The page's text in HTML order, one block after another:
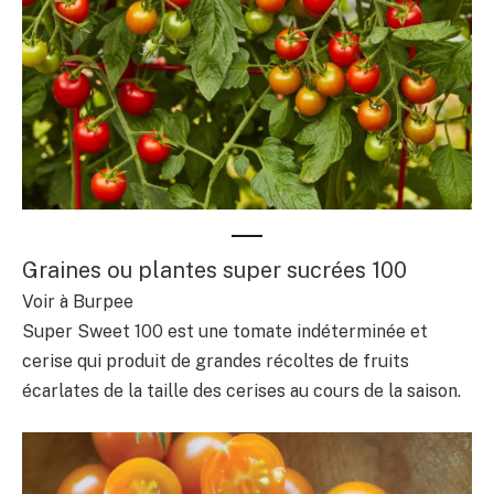
Graines ou plantes super sucrées 100
Voir à Burpee
Super Sweet 100 est une tomate indéterminée et
cerise qui produit de grandes récoltes de fruits
écarlates de la taille des cerises au cours de la saison.